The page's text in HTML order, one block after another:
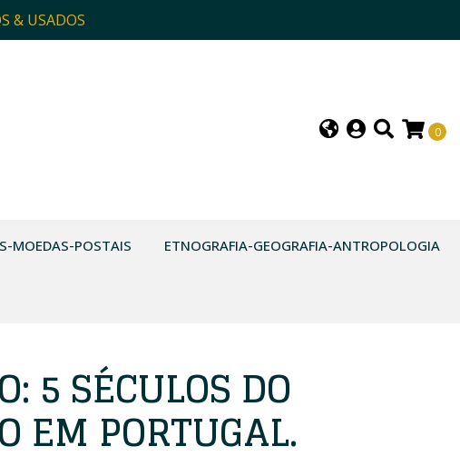
& USADOS
0
MOEDAS-POSTAIS ETNOGRAFIA-GEOGRAFIA-ANTROPOLOGIA
5 SÉCULOS DO
EM PORTUGAL.